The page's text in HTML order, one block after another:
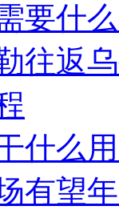
要什
往返
什么
有望